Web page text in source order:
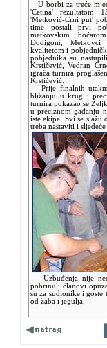
U borbi za treće
'Cetina' rezultatom
'Metković-Crni put'
time postali prvi
metkovskim
Dodigom,
kvalitetom i
pobjednika su
Krstičević, Vedran
igrača turnira
Krstičević.
Prije finalnih
bližanju u krug i
turnira pokazao se
u preciznom gađanju
iste ekipe. Svi se
treba nastaviti i
Uzbuđenja nije
pobrinuli članovi
su za sudionike i
od žaba i jegulja.